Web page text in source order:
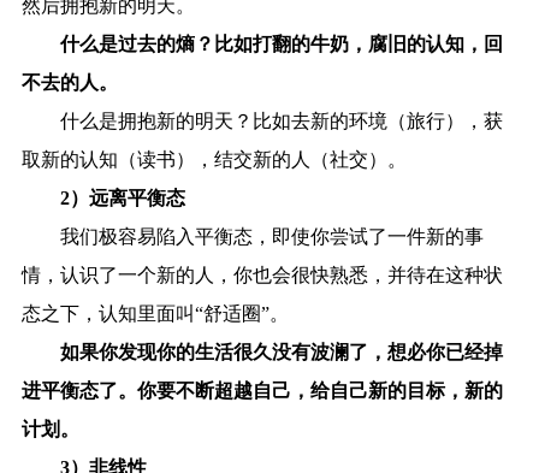
然后拥抱新的明天。
什么是过去的熵？比如打翻的牛奶，腐旧的认知，回
不去的人。
什么是拥抱新的明天？比如去新的环境（旅行），获
取新的认知（读书），结交新的人（社交）。
2）远离平衡态
我们极容易陷入平衡态，即使你尝试了一件新的事
情，认识了一个新的人，你也会很快熟悉，并待在这种状
态之下，认知里面叫“舒适圈”。
如果你发现你的生活很久没有波澜了，想必你已经掉
进平衡态了。你要不断超越自己，给自己新的目标，新的
计划。
3）非线性